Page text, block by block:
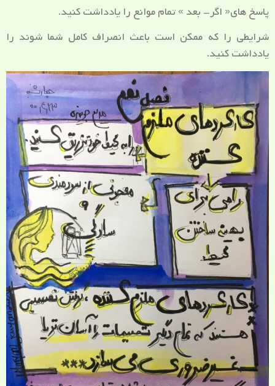
پاسخ های« اگر- بعد » تمام موانع را یادداشت کنید.
شرایطی را که ممکن است باعث انصراف کامل شما شوند را
یادداشت کنید.